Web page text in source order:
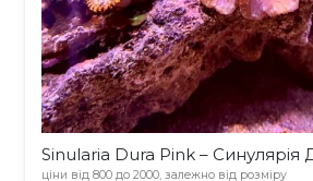
Sinularia Dura Pink – Синулярія
ціни від 800 до 2000, залежно від розміру